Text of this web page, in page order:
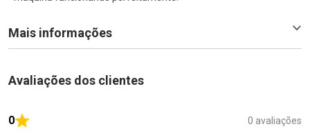
Mais informações
Avaliações dos clientes
0 0 avaliações